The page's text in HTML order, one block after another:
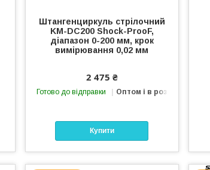
Штангенциркуль стрілочний
KM-DC200 Shock-ProoF,
діапазон 0-200 мм, крок
вимірювання 0,02 мм
2 475 ₴
Готово до відправки Оптом і в роздріб
Купити